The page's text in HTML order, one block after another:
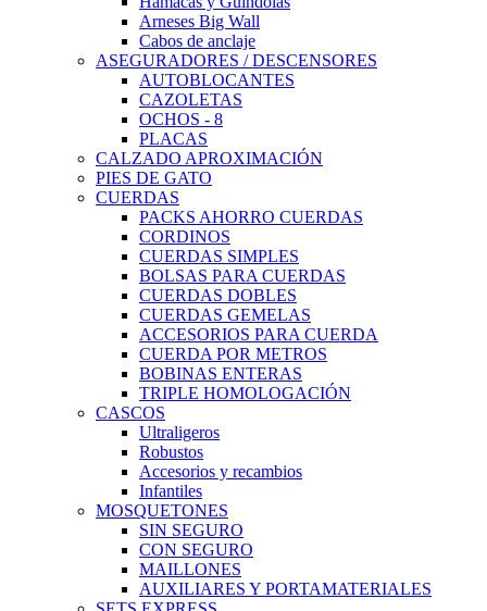
Arneses Big Wall
Cabos de anclaje
ASEGURADORES / DESCENSORES
AUTOBLOCANTES
CAZOLETAS
OCHOS - 8
PLACAS
CALZADO APROXIMACIÓN
PIES DE GATO
CUERDAS
PACKS AHORRO CUERDAS
CORDINOS
CUERDAS SIMPLES
BOLSAS PARA CUERDAS
CUERDAS DOBLES
CUERDAS GEMELAS
ACCESORIOS PARA CUERDA
CUERDA POR METROS
BOBINAS ENTERAS
TRIPLE HOMOLOGACIÓN
CASCOS
Ultraligeros
Robustos
Accesorios y recambios
Infantiles
MOSQUETONES
SIN SEGURO
CON SEGURO
MAILLONES
AUXILIARES Y PORTAMATERIALES